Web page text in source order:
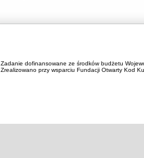
Zadanie dofinansowane ze środków budżetu
Zrealizowano przy wsparciu Fundacji Otwarty Kod